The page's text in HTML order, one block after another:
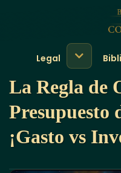
Legal
La Regla de
Presupuesto
¡Gasto vs